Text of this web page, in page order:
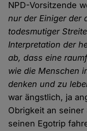
NPD-Vorsitzende
nur der Einiger der
todesmutiger
Interpretation der
ab, dass eine
wie die Menschen
denken und zu
war ängstlich, ja
Obrigkeit an
seinen Egotrip